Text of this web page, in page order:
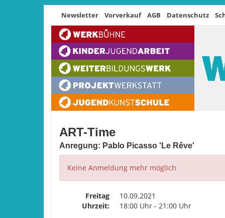
Newsletter Vorverkauf AGB Datenschutz
ART-Time
Anregung: Pablo Picasso 'Le Rêve'
Keine Anmeldung mehr möglich
Freitag
10.09.2021
Uhrzeit:
18:00 Uhr - 21:00 Uhr